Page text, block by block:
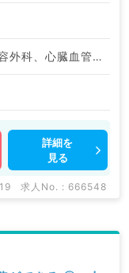
精神科、形成外科、美容外科、心臓血管外科、皮膚科、産婦人科、麻酔科、一般内科、循環器内科、呼吸器内科、消化器内科、外科系全般、一般外科、美容皮膚科、科目不問
詳細を
見る
求人No. : 666548